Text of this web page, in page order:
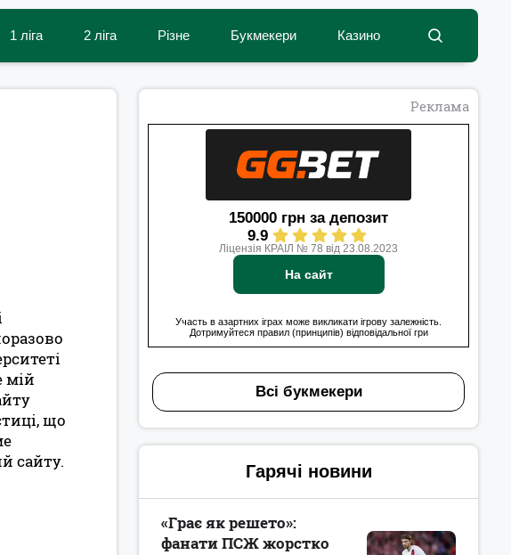
1 ліга 2 ліга Різне Букмекери Казино
мій
що
сайту.
Реклама
150000 грн за депозит
9.9
Ліцензія КРАІЛ № 78 від 23.08.2023
На сайт
Участь в азартних іграх може викликати ігрову залежність.
Дотримуйтеся правил (принципів) відповідальної гри
Всі букмекери
Гарячі новини
«Грає як решето»:
фанати ПСЖ жорстко